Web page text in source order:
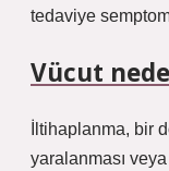
tedaviye
Vücut
İltihaplanma, bir
yaralanması